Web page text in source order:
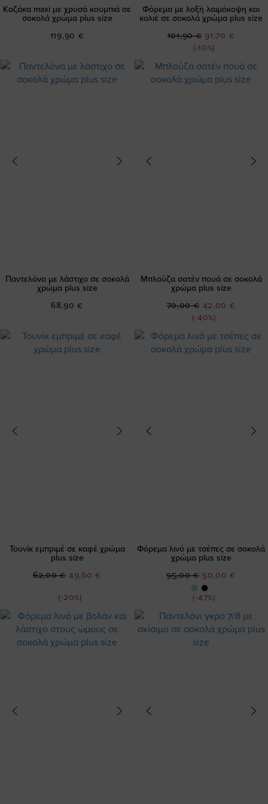
Καζάκα maxi με χρυσά κουμπιά σε
σοκολά χρώμα plus size
119,90 €
Φόρεμα με λοξή λαιμόκοψη και
κολιέ σε σοκολά χρώμα plus size
(-10%)
Ειδική
Τιμή
91,70 €
101,90 €
Παντελόνα με λάστιχο σε σοκολά
χρώμα plus size
68,90 €
Μπλούζα σατέν πουά σε σοκολά
χρώμα plus size
(-40%)
Ειδική
Τιμή
42,00 €
70,00 €
Τουνίκ εμπριμέ σε καφέ χρώμα
plus size
(-20%)
Ειδική
49,60 €
62,00 €
Φόρεμα λινό με τσέπες σε σοκολά
χρώμα plus size
(-47%)
Ειδική
Τιμή
50,00 €
95,00 €